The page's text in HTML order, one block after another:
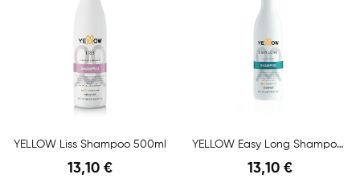
YELLOW Liss Shampoo 500ml
13,10 €
YELLOW Easy Long Shampoo 500ml
13,10 €